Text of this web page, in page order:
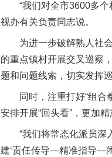
“我们对全市3600多个
视办有关负责同志说。
为进一步破解熟人社会
的重点镇村开展交叉巡察
题和问题线索，切实发挥
同时，注重打好“组合拳
安排开展“回头看”，更加
“我们将常态化派员深入
建‘责任传导—精准指导—